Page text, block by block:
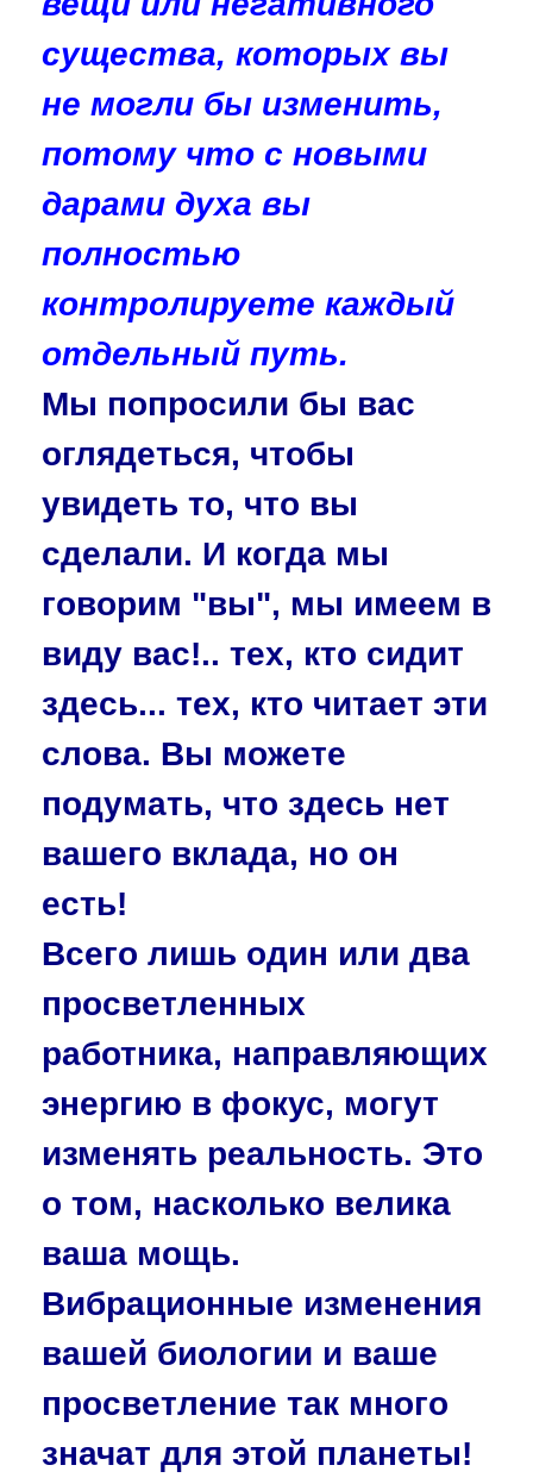
существа, которых вы
не могли бы изменить,
потому что с новыми
дарами духа вы
полностью
контролируете каждый
отдельный путь.
Мы попросили бы вас
оглядеться, чтобы
увидеть то, что вы
сделали. И когда мы
говорим "вы", мы имеем в
виду вас!.. тех, кто сидит
здесь... тех, кто читает эти
слова. Вы можете
подумать, что здесь нет
вашего вклада, но он
есть!
Всего лишь один или два
просветленных
работника, направляющих
энергию в фокус, могут
изменять реальность. Это
о том, насколько велика
ваша мощь.
Вибрационные изменения
вашей биологии и ваше
просветление так много
значат для этой планеты!